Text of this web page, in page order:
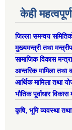
केही
जिल्ला समन्वय
मुख्यमन्त्री तथा
सामाजिक विकास
आन्तरिक मामिला तथा
आर्थिक मामिला तथा
भौतिक पूर्वाधार
कृषि, भूमि व्यवस्था